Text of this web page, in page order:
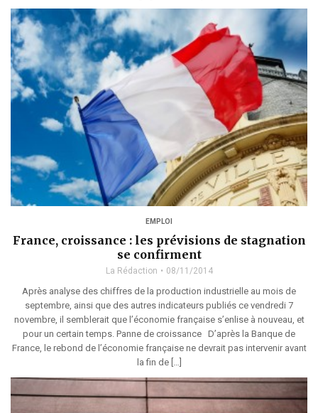
EMPLOI
France, croissance : les prévisions de stagnation
se confirment
La Rédaction 08/11/2014
Après analyse des chiffres de la production industrielle au mois de
septembre, ainsi que des autres indicateurs publiés ce vendredi 7
novembre, il semblerait que l’économie française s’enlise à nouveau, et
pour un certain temps. Panne de croissance D’après la Banque de
France, le rebond de l’économie française ne devrait pas intervenir avant
la fin de […]